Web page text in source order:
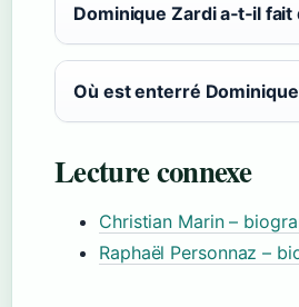
Dominique Zardi a‑t‑il fait
Où est enterré
Lecture connexe
Christian Marin –
Raphaël Personnaz –